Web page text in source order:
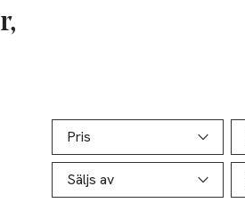
Hoppa till produktsidan
Pris
Säljs av
Lista över produkter